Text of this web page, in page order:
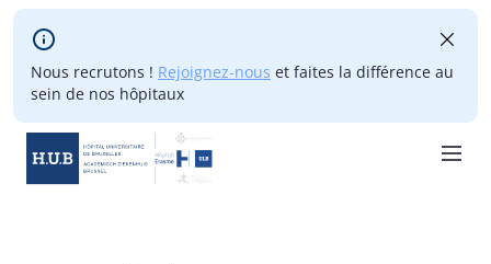
Skip to main content
Nous recrutons ! Rejoignez-nous et faites la différence au
sein de nos hôpitaux